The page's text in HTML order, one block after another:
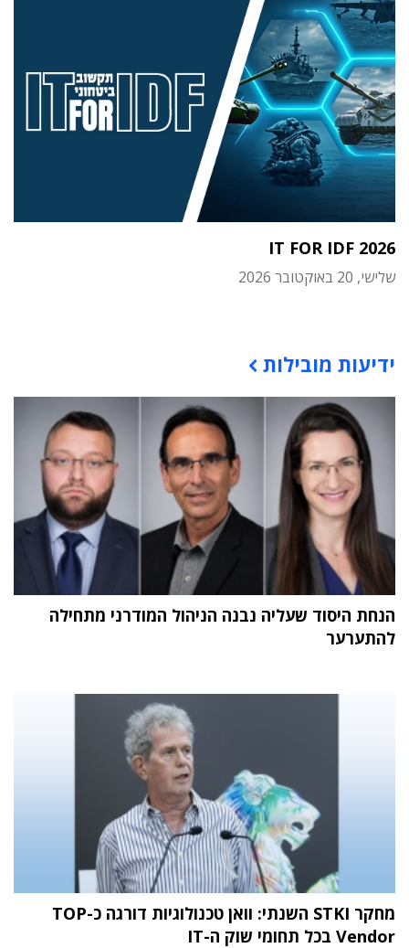
IT FOR IDF 2026
שלישי, 20 באוקטובר 2026
ידיעות מובילות
הנחת היסוד שעליה נבנה הניהול המודרני מתחילה
להתערער
מחקר STKI השנתי: וואן טכנולוגיות דורגה כ-TOP
Vendor בכל תחומי שוק ה-IT